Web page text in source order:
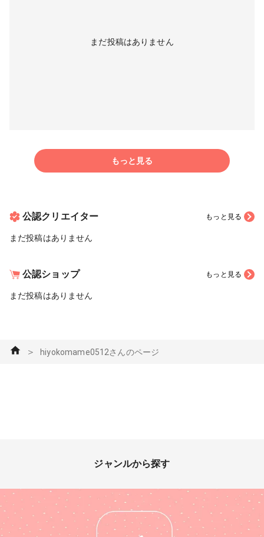
まだ投稿はありません
もっと見る
公認クリエイター もっと見る
まだ投稿はありません
公認ショップ もっと見る
まだ投稿はありません
＞ hiyokomame0512さんのページ
ジャンルから探す